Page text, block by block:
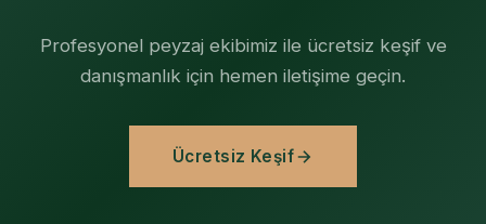
Profesyonel peyzaj ekibimiz ile ücretsiz keşif ve
danışmanlık için hemen iletişime geçin.
Ücretsiz Keşif